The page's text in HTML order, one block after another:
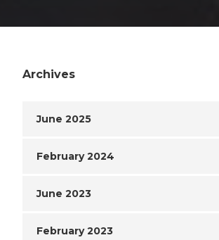
Archives
June 2025
February 2024
June 2023
February 2023